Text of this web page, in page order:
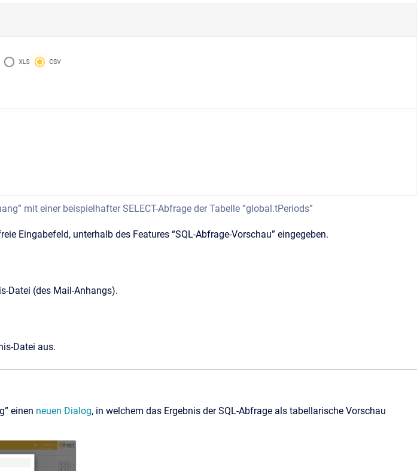
mit einer beispielhafter SELECT-Abfrage der Tabelle “global.tPeriods”
Eingabefeld, unterhalb des Features “SQL-Abfrage-Vorschau” eingegeben.
Datei (des Mail-Anhangs).
Datei aus.
einen neuen Dialog, in welchem das Ergebnis der SQL-Abfrage als tabellarische Vorschau